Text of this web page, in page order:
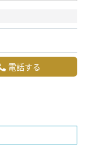
電話する